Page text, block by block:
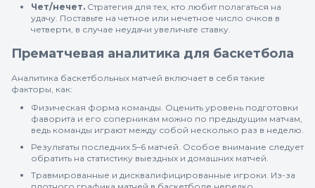
Чет/нечет. Стратегия для тех, кто любит полагаться на
удачу. Поставьте на четное или нечетное число очков в
четверти, в случае неудачи увеличьте ставку.
Прематчевая аналитика для баскетбола
Аналитика баскетбольных матчей включает в себя такие
факторы, как:
Физическая форма команды. Оценить уровень подготовки
фаворита и его соперникам можно по предыдущим матчам,
ведь команды играют между собой несколько раз в неделю.
Результаты последних 5–6 матчей. Особое внимание следует
обратить на статистику выездных и домашних матчей.
Травмированные и дисквалифицированные игроки. Из-за